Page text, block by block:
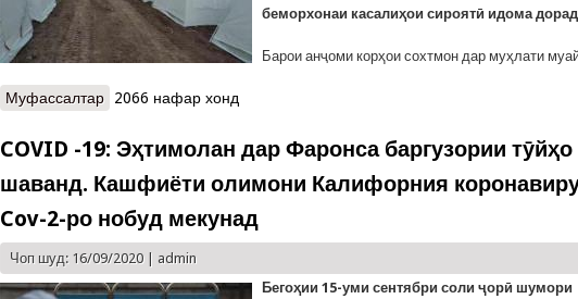
беморхонаи касалиҳои сироятӣ идома
Барои анҷоми корҳои сохтмон дар муҳлати
Муфассалтар о Бунёди шаҳраки хайманишинон барои бунёдкорони маҷтамаи
2066 нафар хонд
COVID -19: Эҳтимолан дар Фаронса баргузории
шаванд. Кашфиёти олимони Калифорния
Cov-2-ро нобуд мекунад
Чоп шуд: 16/09/2020 | admin
Бегоҳии 15-уми сентябри соли ҷорӣ шумори